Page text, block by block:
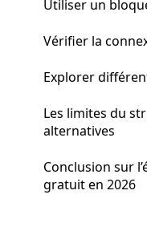
Utiliser un
Vérifier la
Explorer
Les limites du
alternatives
Conclusion sur
gratuit en 2026